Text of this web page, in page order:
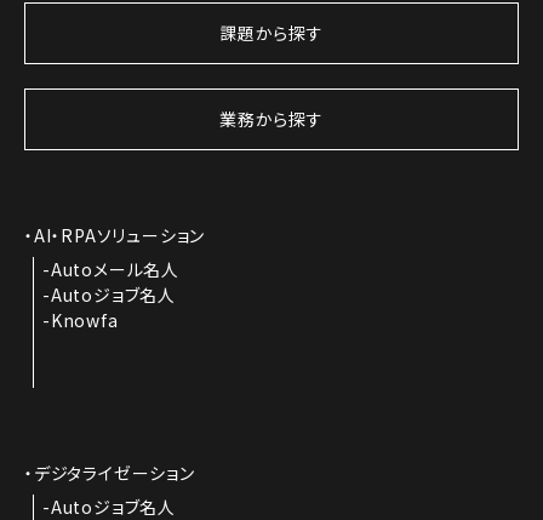
課題から探す
業務から探す
AI・RPAソリューション
Autoメール名人
Autoジョブ名人
Knowfa
デジタライゼーション
Autoジョブ名人